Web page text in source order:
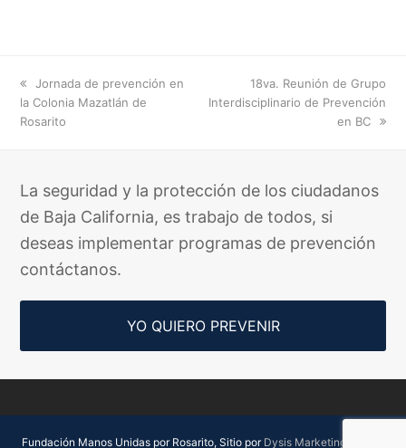
previous
post:
Jornada de prevención en
la Colonia Mazatlán de
Rosarito
next
post:
18va. Reunión de Grupo
Interdisciplinario de Prevención
en BC
La seguridad y la protección de los ciudadanos
de Baja California, es trabajo de todos, si
deseas implementar programas de prevención
contáctanos.
YO QUIERO PREVENIR
Fundación Manos Unidas por Rosarito, Sitio por Dysis Marketing Digital.